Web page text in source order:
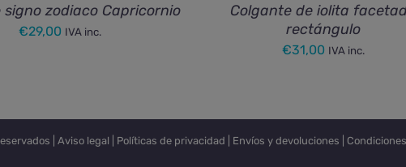
signo zodiaco Capricornio
€29,00 IVA inc.
Colgante de iolita
rectángulo
€31,00 IVA inc.
| Aviso legal Políticas de privacidad Envíos y devoluciones